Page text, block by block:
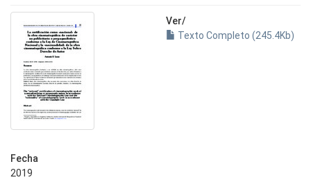
Ver/
Texto Completo (245.4Kb)
Fecha
2019